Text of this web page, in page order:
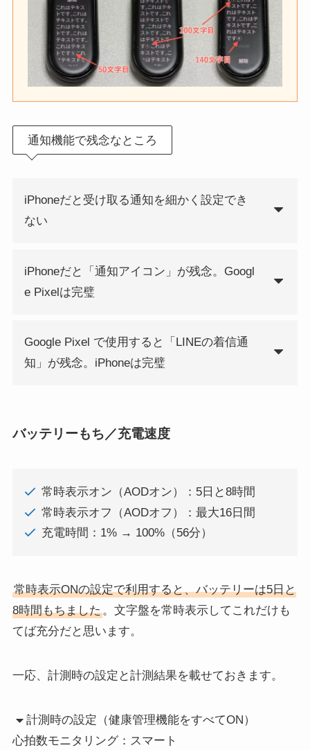
通知機能で残念なところ
iPhoneだと受け取る通知を細かく設定でき
ない
iPhoneだと「通知アイコン」が残念。Googl
e Pixelは完璧
Google Pixel で使用すると「LINEの着信通
知」が残念。iPhoneは完璧
バッテリーもち／充電速度
常時表示オン（AODオン）：5日と8時間
常時表示オフ（AODオフ）：最大16日間
充電時間：1% → 100%（56分）
常時表示ONの設定で利用すると、バッテリーは5日と
8時間もちました。文字盤を常時表示してこれだけも
てば充分だと思います。
一応、計測時の設定と計測結果を載せておきます。
計測時の設定（健康管理機能をすべてON）
心拍数モニタリング：スマート